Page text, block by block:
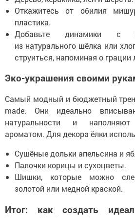
Откажитесь от обилия
пластика.
Добавьте динамики с
из натурального шёлка или
струиться, напоминая о грации
Эко-украшения своими
Самый модный и бюджетный
made. Они идеально
натуральности и
ароматом. Для декора ёлки
Сушёные дольки апельсина и
Палочки корицы и сухоцветы.
Шишки, которые можно
золотой или медной краской.
Итог: как создать